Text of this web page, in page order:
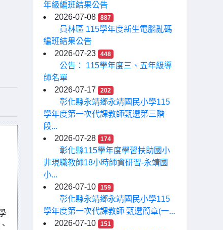
年級編班結果公告
2026-07-08
887
員林區 115學年度新生電腦亂碼
編班結果公告
2026-07-23
448
公告： 115學年度三、五年級導
師名單
2026-07-17
202
彰化縣永靖鄉永靖國民小學115
學年度第一次代課教師甄選第三階
段...
2026-07-28
174
彰化縣115學年度學習扶助國小
非現職教師18小時師資研習-永靖國
小...
2026-07-10
159
彰化縣永靖鄉永靖國民小學115
學年度第一次代課教師 甄選簡章(一...
2026-07-10
151